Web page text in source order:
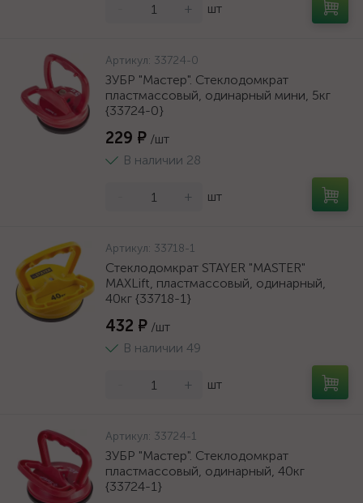
+ шт
Артикул: 33724-0
ЗУБР "Мастер". Стеклодомкрат
пластмассовый, одинарный мини, 5кг
{33724-0}
229 ₽ /шт
В наличии 28
+ шт
Артикул: 33718-1
Стеклодомкрат STAYER "MASTER"
MAXLift, пластмассовый, одинарный,
40кг {33718-1}
432 ₽ /шт
В наличии 49
+ шт
Артикул: 33724-1
ЗУБР "Мастер". Стеклодомкрат
пластмассовый, одинарный, 40кг
{33724-1}